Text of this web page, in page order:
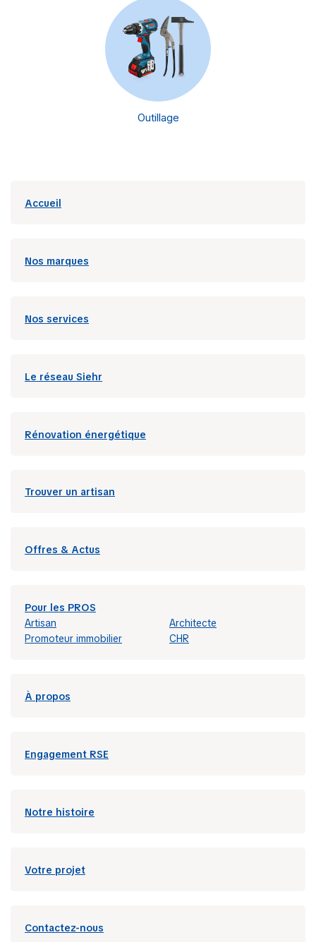
Outillage
Accueil
Nos marques
Nos services
Le réseau Siehr
Rénovation énergétique
Trouver un artisan
Offres & Actus
Pour les PROS
Artisan
Architecte
Promoteur immobilier
CHR
À propos
Engagement RSE
Notre histoire
Votre projet
Contactez-nous